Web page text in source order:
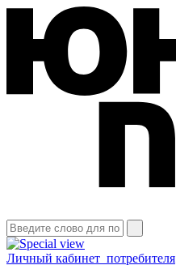
Личный кабинет потребителя